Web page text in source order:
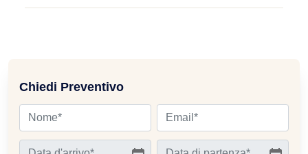
Chiedi Preventivo